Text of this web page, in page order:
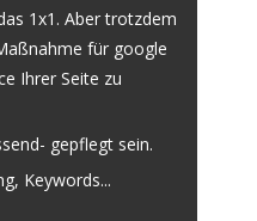
1x1. Aber trotzdem
für google
Ihrer Seite zu
gepflegt sein.
Keywords...